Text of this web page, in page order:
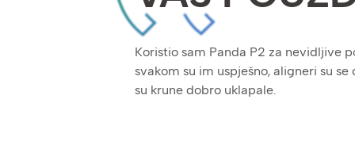
Koristio sam Panda P2 za nevidljive
svakom su im uspješno, aligneri su
su krune dobro uklapale.